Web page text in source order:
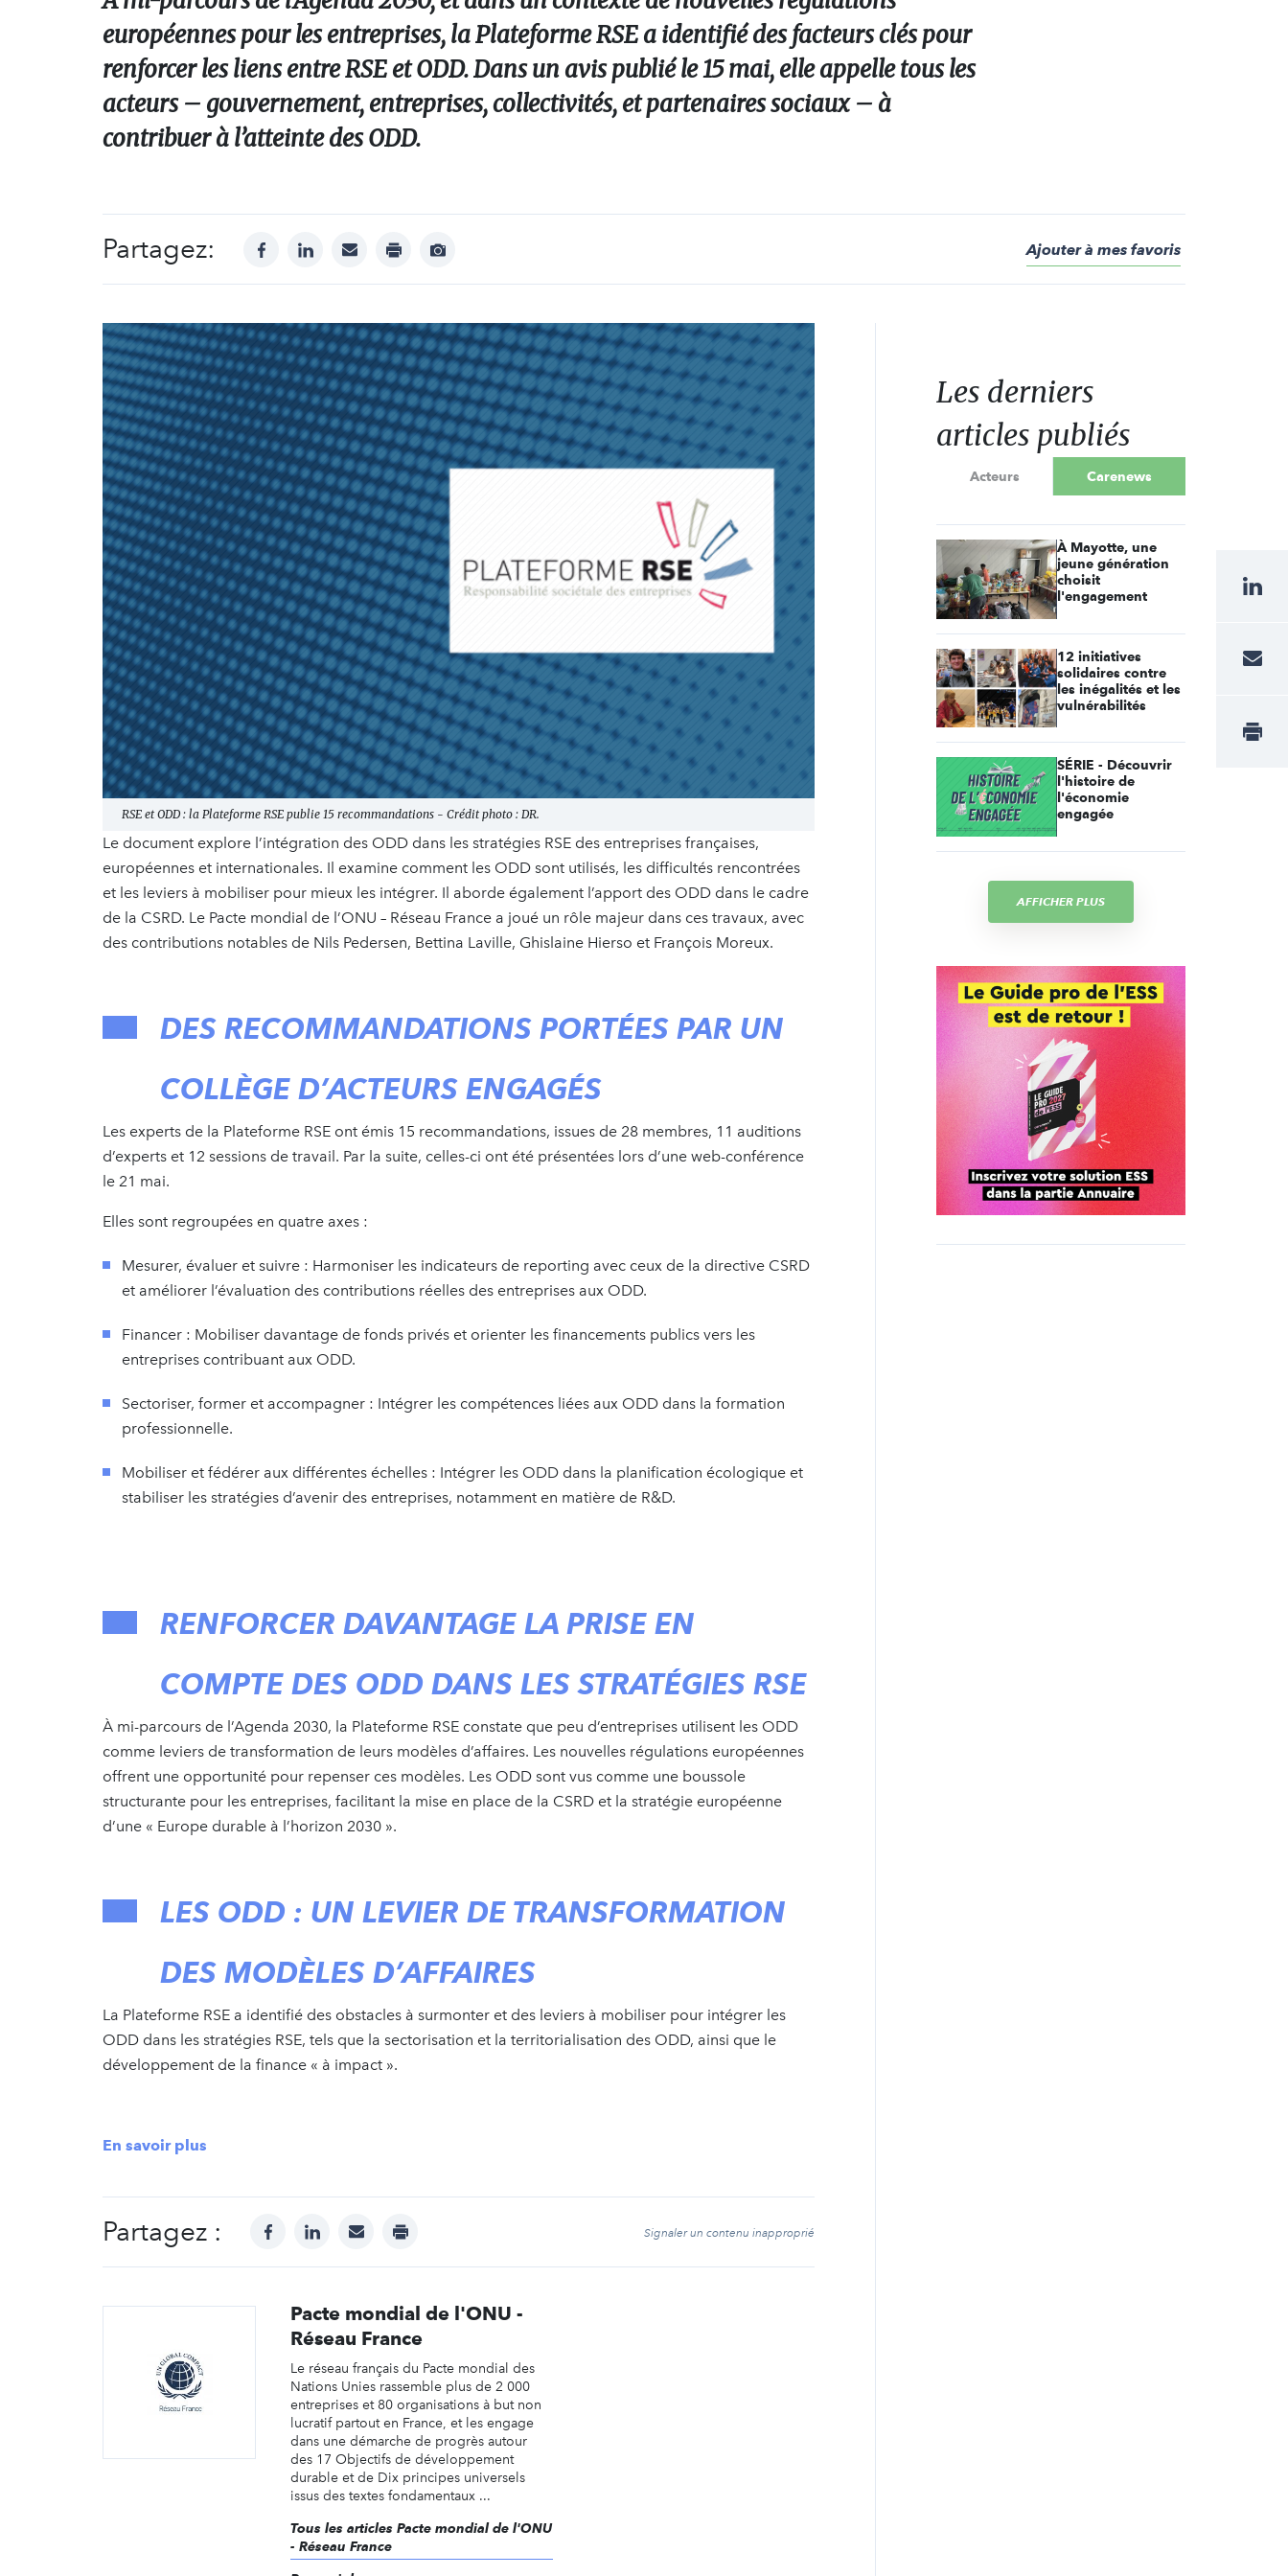
européennes pour les entreprises, la Plateforme RSE a identifié des facteurs clés pour
renforcer les liens entre RSE et ODD. Dans un avis publié le 15 mai, elle appelle tous les
acteurs – gouvernement, entreprises, collectivités, et partenaires sociaux – à
contribuer à l’atteinte des ODD.
Partagez: facebooklinkedinmail print
Afficher
Ajouter à mes favoris
RSE et ODD : la Plateforme RSE publie 15 recommandations - Crédit photo : DR.
Le document explore l’intégration des ODD dans les stratégies RSE des entreprises françaises,
européennes et internationales. Il examine comment les ODD sont utilisés, les difficultés rencontrées
et les leviers à mobiliser pour mieux les intégrer. Il aborde également l’apport des ODD dans le cadre
de la CSRD. Le Pacte mondial de l’ONU – Réseau France a joué un rôle majeur dans ces travaux, avec
des contributions notables de Nils Pedersen, Bettina Laville, Ghislaine Hierso et François Moreux.
DES RECOMMANDATIONS PORTÉES PAR UN
COLLÈGE D’ACTEURS ENGAGÉS
Les experts de la Plateforme RSE ont émis 15 recommandations, issues de 28 membres, 11 auditions
d’experts et 12 sessions de travail. Par la suite, celles-ci ont été présentées lors d’une web-conférence
le 21 mai.
Elles sont regroupées en quatre axes :
Mesurer, évaluer et suivre : Harmoniser les indicateurs de reporting avec ceux de la directive CSRD
et améliorer l’évaluation des contributions réelles des entreprises aux ODD.
Financer : Mobiliser davantage de fonds privés et orienter les financements publics vers les
entreprises contribuant aux ODD.
Sectoriser, former et accompagner : Intégrer les compétences liées aux ODD dans la formation
professionnelle.
Mobiliser et fédérer aux différentes échelles : Intégrer les ODD dans la planification écologique et
stabiliser les stratégies d’avenir des entreprises, notamment en matière de R&D.
RENFORCER DAVANTAGE LA PRISE EN
COMPTE DES ODD DANS LES STRATÉGIES RSE
À mi-parcours de l’Agenda 2030, la Plateforme RSE constate que peu d’entreprises utilisent les ODD
comme leviers de transformation de leurs modèles d’affaires. Les nouvelles régulations européennes
offrent une opportunité pour repenser ces modèles. Les ODD sont vus comme une boussole
structurante pour les entreprises, facilitant la mise en place de la CSRD et la stratégie européenne
d’une « Europe durable à l’horizon 2030 ».
LES ODD : UN LEVIER DE TRANSFORMATION
DES MODÈLES D’AFFAIRES
La Plateforme RSE a identifié des obstacles à surmonter et des leviers à mobiliser pour intégrer les
ODD dans les stratégies RSE, tels que la sectorisation et la territorialisation des ODD, ainsi que le
développement de la finance « à impact ».
En savoir plus
Partagez : facebooklinkedinmail print Signaler un contenu inapproprié
Pacte mondial de l'ONU -
Réseau France
Le réseau français du Pacte mondial des
Nations Unies rassemble plus de 2 000
entreprises et 80 organisations à but non
lucratif partout en France, et les engage
dans une démarche de progrès autour
des 17 Objectifs de développement
durable et de Dix principes universels
issus des textes fondamentaux ...
Tous les articles Pacte mondial de l'ONU
- Réseau France
Les derniers
articles publiés
Acteurs Carenews
À Mayotte, une
jeune génération
choisit
l'engagement
12 initiatives
solidaires contre
les inégalités et les
vulnérabilités
SÉRIE - Découvrir
l'histoire de
l'économie
engagée
AFFICHER PLUS